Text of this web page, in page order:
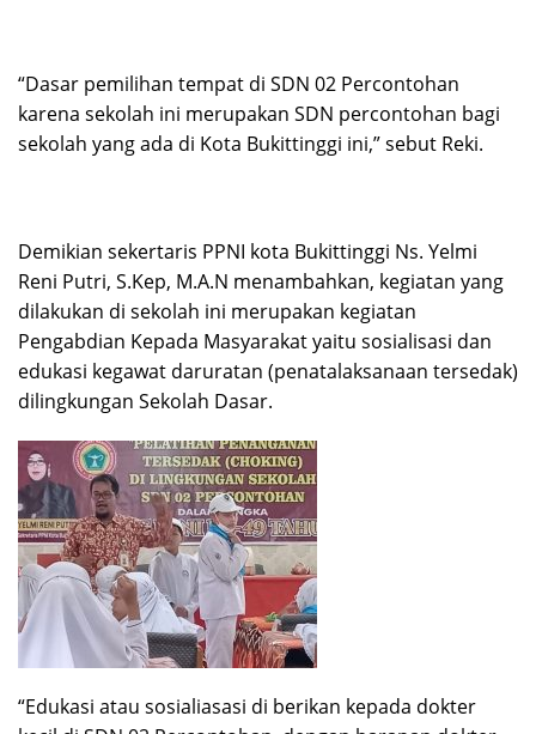
“Dasar pemilihan tempat di SDN 02 Percontohan
karena sekolah ini merupakan SDN percontohan bagi
sekolah yang ada di Kota Bukittinggi ini,” sebut Reki.
Demikian sekertaris PPNI kota Bukittinggi Ns. Yelmi
Reni Putri, S.Kep, M.A.N menambahkan, kegiatan yang
dilakukan di sekolah ini merupakan kegiatan
Pengabdian Kepada Masyarakat yaitu sosialisasi dan
edukasi kegawat daruratan (penatalaksanaan tersedak)
dilingkungan Sekolah Dasar.
“Edukasi atau sosialiasasi di berikan kepada dokter